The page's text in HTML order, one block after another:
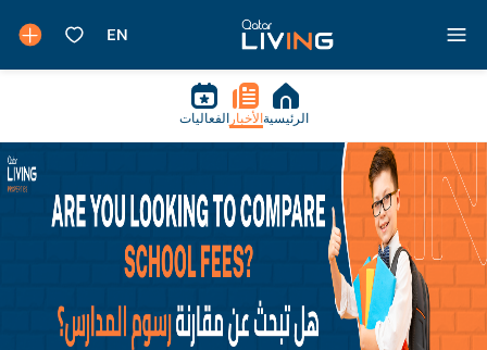
الرئيسية الأخبار الفعاليات